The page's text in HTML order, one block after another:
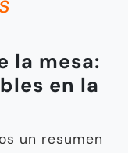
la mesa:
en la
un resumen